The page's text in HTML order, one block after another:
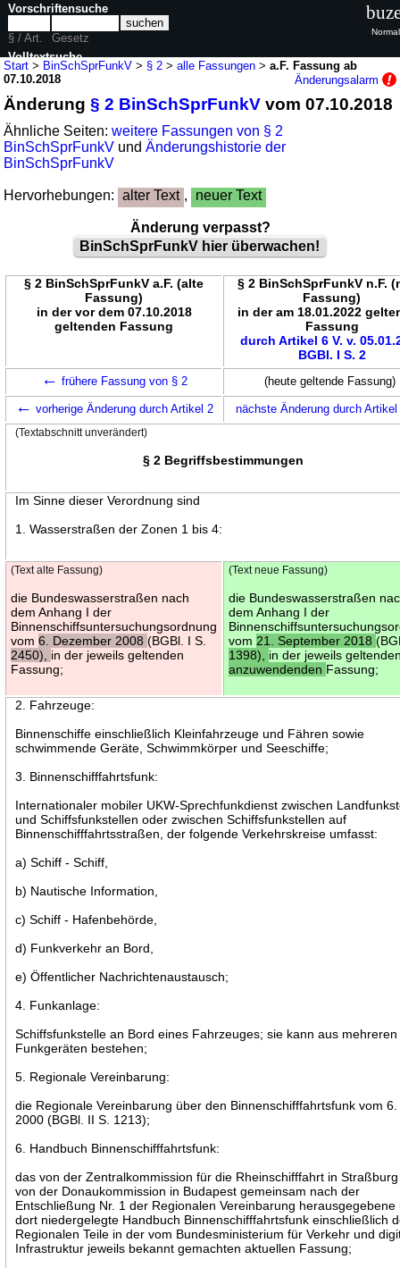
Start > BinSchSprFunkV > § 2 >alle Fassungen >a.F. Fassung ab
07.10.2018
Änderungsalarm
Änderung§ 2 BinSchSprFunkV vom 07.10.2018
Ähnliche Seiten:weitere Fassungen von § 2
BinSchSprFunkV undÄnderungshistorie der
BinSchSprFunkV
Hervorhebungen: alter Text , neuer Text
Änderung verpasst?
BinSchSprFunkV hier überwachen!
§ 2 BinSchSprFunkV a.F. (alte
Fassung)
in der vor dem 07.10.2018
geltenden Fassung
§ 2 BinSchSprFunkV n.F.
Fassung)
in der am 18.01.2022
Fassung
durch Artikel 6 V. v.
BGBl. I S. 2
← frühere Fassung von § 2 (heute geltende Fassung)
← vorherige Änderung durch Artikel 2 nächste Änderung durch
(Textabschnitt unverändert)
§ 2 Begriffsbestimmungen
Im Sinne dieser Verordnung sind
1. Wasserstraßen der Zonen 1 bis 4:
(Text alte Fassung)
die Bundeswasserstraßen nach
dem Anhang I der
Binnenschiffsuntersuchungsordnung
vom6. Dezember 2008(BGBl. I S.
2450), in der jeweils geltenden
Fassung;
(Text neue Fassung)
die Bundeswasserstraßen
dem Anhang I der
vom 21. September 2018
1398), in der jeweils
anzuwendenden Fassung;
2. Fahrzeuge:
Binnenschiffe einschließlich Kleinfahrzeuge und Fähren sowie
schwimmende Geräte, Schwimmkörper und Seeschiffe;
3. Binnenschifffahrtsfunk:
Internationaler mobiler UKW-Sprechfunkdienst zwischen
und Schiffsfunkstellen oder zwischen Schiffsfunkstellen auf
Binnenschifffahrtsstraßen, der folgende Verkehrskreise umfasst:
a) Schiff - Schiff,
b) Nautische Information,
c) Schiff - Hafenbehörde,
d) Funkverkehr an Bord,
e) Öffentlicher Nachrichtenaustausch;
4. Funkanlage:
Schiffsfunkstelle an Bord eines Fahrzeuges; sie kann aus mehreren
Funkgeräten bestehen;
5. Regionale Vereinbarung:
die Regionale Vereinbarung über den Binnenschifffahrtsfunk vom 6.
2000 (BGBl. II S. 1213);
6. Handbuch Binnenschifffahrtsfunk:
das von der Zentralkommission für die Rheinschifffahrt in
von der Donaukommission in Budapest gemeinsam nach der
Entschließung Nr. 1 der Regionalen Vereinbarung herausgegebene
dort niedergelegte Handbuch Binnenschifffahrtsfunk einschließlich
Regionalen Teile in der vom Bundesministerium für Verkehr und
Infrastruktur jeweils bekannt gemachten aktuellen Fassung;
Vorschriftensuche
§ / Art.
Gesetz
Volltextsuche